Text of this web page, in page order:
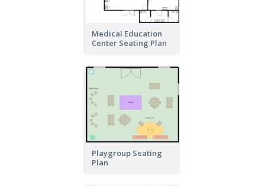
Medical Education
Center Seating Plan
Playgroup Seating
Plan